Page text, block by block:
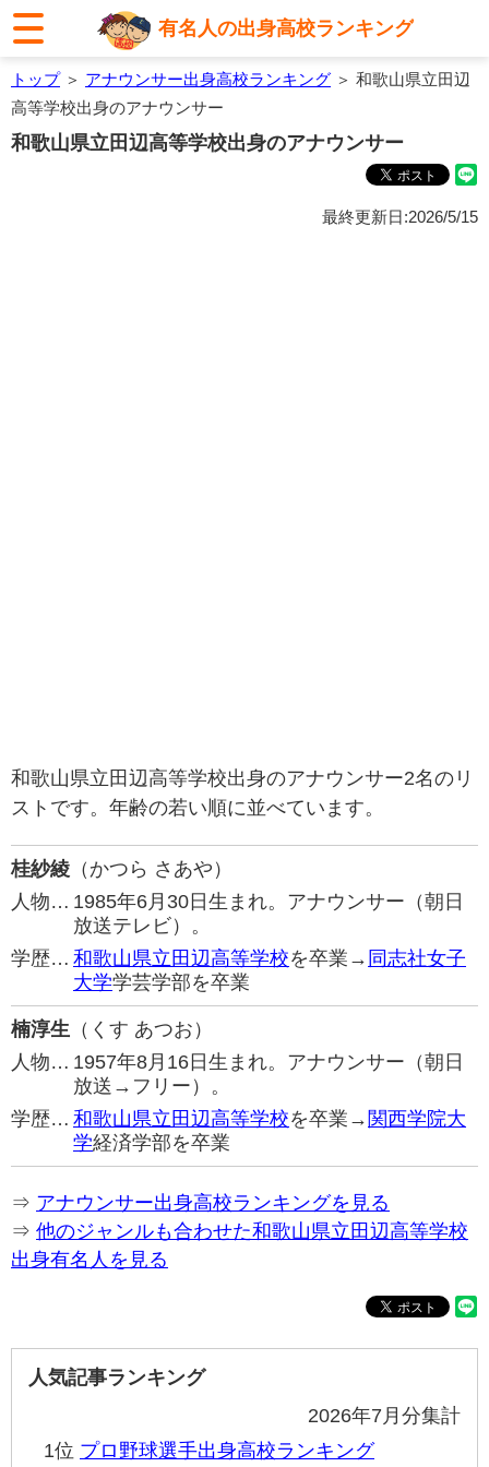
有名人の出身高校ランキング
トップ＞ アナウンサー出身高校ランキング ＞ 和歌山県立田辺
高等学校出身のアナウンサー
和歌山県立田辺高等学校出身のアナウンサー
最終更新日:2026/5/15
和歌山県立田辺高等学校出身のアナウンサー2名のリ
ストです。年齢の若い順に並べています。
桂紗綾 （かつら さあや）
人物… 1985年6月30日生まれ。アナウンサー（朝日
放送テレビ）。
学歴… 和歌山県立田辺高等学校を卒業→ 同志社女子
大学学芸学部を卒業
楠淳生 （くす あつお）
人物… 1957年8月16日生まれ。アナウンサー（朝日
放送→フリー）。
学歴… 和歌山県立田辺高等学校を卒業→ 関西学院大
学経済学部を卒業
⇒ アナウンサー出身高校ランキングを見る
⇒ 他のジャンルも合わせた和歌山県立田辺高等学校
出身有名人を見る
人気記事ランキング
2026年7月分集計
1位 プロ野球選手出身高校ランキング